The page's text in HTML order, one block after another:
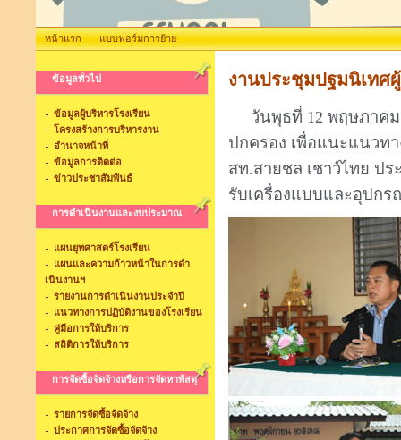
หน้าแรก แบบฟอร์มการย้าย
ข้อมูลทั่วไป
ข้อมูลผู้บริหารโรงเรียน
โครงสร้างการบริหารงาน
อำนาจหน้าที่
ข้อมูลการติดต่อ
ข่าวประชาสัมพันธ์
การดำเนินงานและงบประมาณ
แผนยุทศาสตร์โรงเรียน
แผนและความก้าวหน้าในการดำ
เนินงานฯ
รายงานการดำเนินงานประจำปี
แนวทางการปฏิบัติงานของโรงเรียน
คู่มือการให้บริการ
สถิติการให้บริการ
การจัดซื้อจัดจ้างหรือการจัดหาพัสดุ
รายการจัดซื้อจัดจ้าง
ประกาศการจัดซื้อจัดจ้าง
งานประชุมปฐมนิเทศ
วันพุธที่ 12 พฤษภาคม
ปกครอง เพื่อแนะแนวท
สท.สายชล เชาว์ไทย ป
รับเครื่องแบบและอุปก